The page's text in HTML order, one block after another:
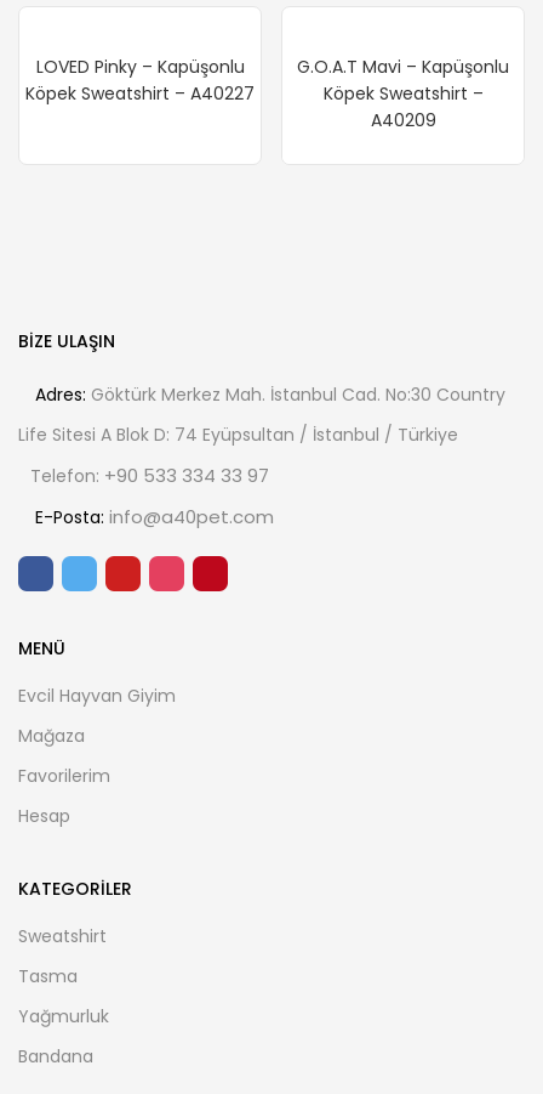
LOVED Pinky – Kapüşonlu
Köpek Sweatshirt – A40227
G.O.A.T Mavi – Kapüşonlu
Köpek Sweatshirt –
A40209
BIZE ULAŞIN
Adres: Göktürk Merkez Mah. İstanbul Cad. No:30 Country
Life Sitesi A Blok D: 74 Eyüpsultan / İstanbul / Türkiye
Telefon: +90 533 334 33 97
E-Posta: info@a40pet.com
MENÜ
Evcil Hayvan Giyim
Mağaza
Favorilerim
Hesap
KATEGORILER
Sweatshirt
Tasma
Yağmurluk
Bandana